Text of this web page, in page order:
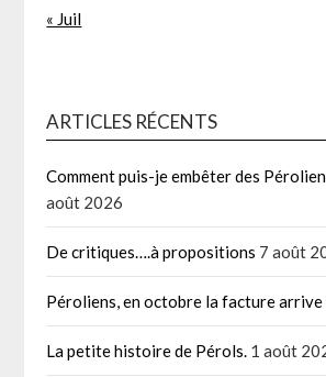
« Juil
ARTICLES RÉCENTS
Comment puis-je embêter des
août 2026
De critiques….à propositions 7 août
Péroliens, en octobre la facture arrive
La petite histoire de Pérols. 1 août